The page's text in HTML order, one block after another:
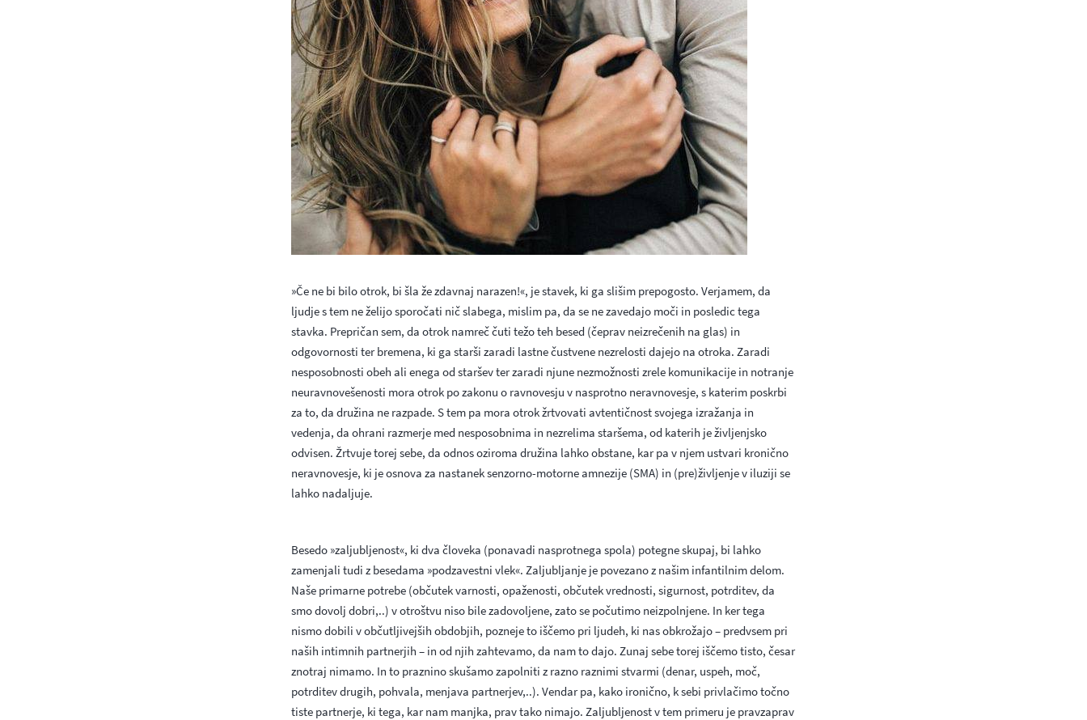
»Če ne bi bilo otrok, bi šla že zdavnaj narazen!«, je stavek, ki ga slišim prepogosto. Verjamem, da
ljudje s tem ne želijo sporočati nič slabega, mislim pa, da se ne zavedajo moči in posledic tega
stavka. Prepričan sem, da otrok namreč čuti težo teh besed (čeprav neizrečenih na glas) in
odgovornosti ter bremena, ki ga starši zaradi lastne čustvene nezrelosti dajejo na otroka. Zaradi
nesposobnosti obeh ali enega od staršev ter zaradi njune nezmožnosti zrele komunikacije in notranje
neuravnovešenosti mora otrok po zakonu o ravnovesju v nasprotno neravnovesje, s katerim poskrbi
za to, da družina ne razpade. S tem pa mora otrok žrtvovati avtentičnost svojega izražanja in
vedenja, da ohrani razmerje med nesposobnima in nezrelima staršema, od katerih je življenjsko
odvisen. Žrtvuje torej sebe, da odnos oziroma družina lahko obstane, kar pa v njem ustvari kronično
neravnovesje, ki je osnova za nastanek senzorno-motorne amnezije (SMA) in (pre)življenje v iluziji se
lahko nadaljuje.
Besedo »zaljubljenost«, ki dva človeka (ponavadi nasprotnega spola) potegne skupaj, bi lahko
zamenjali tudi z besedama »podzavestni vlek«. Zaljubljanje je povezano z našim infantilnim delom.
Naše primarne potrebe (občutek varnosti, opaženosti, občutek vrednosti, sigurnost, potrditev, da
smo dovolj dobri,..) v otroštvu niso bile zadovoljene, zato se počutimo neizpolnjene. In ker tega
nismo dobili v občutljivejših obdobjih, pozneje to iščemo pri ljudeh, ki nas obkrožajo – predvsem pri
naših intimnih partnerjih – in od njih zahtevamo, da nam to dajo. Zunaj sebe torej iščemo tisto, česar
znotraj nimamo. In to praznino skušamo zapolniti z razno raznimi stvarmi (denar, uspeh, moč,
potrditev drugih, pohvala, menjava partnerjev,..). Vendar pa, kako ironično, k sebi privlačimo točno
tiste partnerje, ki tega, kar nam manjka, prav tako nimajo. Zaljubljenost v tem primeru je pravzaprav